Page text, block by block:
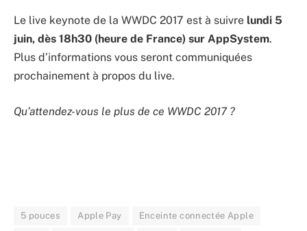
Le live keynote de la WWDC 2017 est à suivre lundi 5
juin, dès 18h30 (heure de France) sur AppSystem.
Plus d’informations vous seront communiquées
prochainement à propos du live.
Qu’attendez-vous le plus de ce WWDC 2017 ?
5 pouces Apple Pay Enceinte connectée Apple